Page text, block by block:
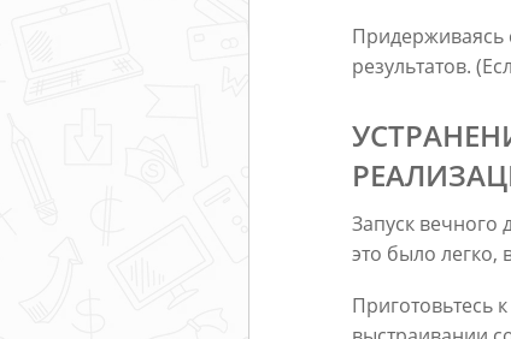
Придерживаясь
результатов.
Запуск вечного
это было легко,
Приготовьтесь